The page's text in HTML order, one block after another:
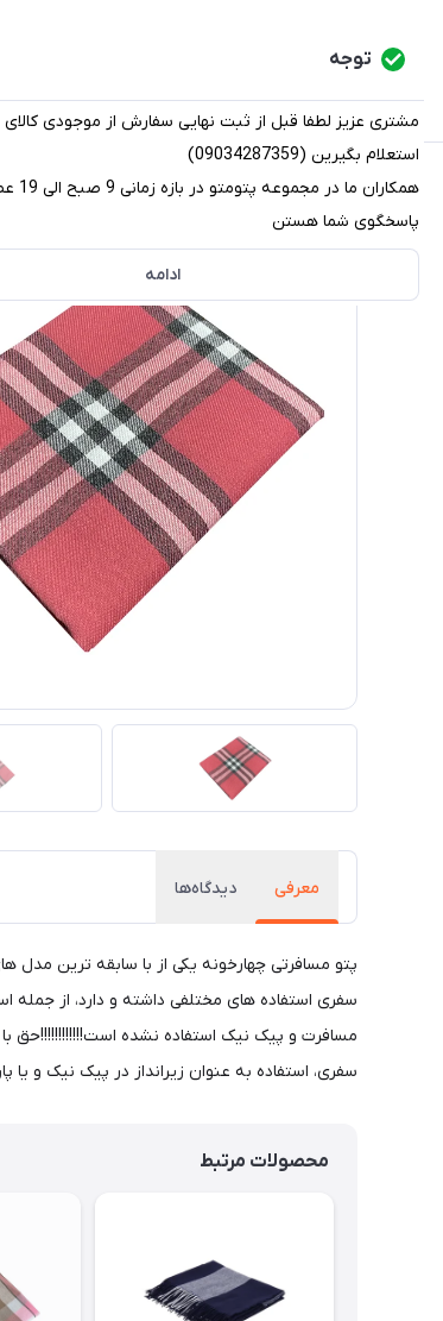
توجه
مشتری عزیز لطفا قبل از ثبت نهایی سفارش از موجودی
استعلام بگیرین (09034287359)
پاسخگوی شما هستن
ادامه
دسته‌بندی کالاها خانه دسته بندی
معرفی دیدگاه‌ها
سفری استفاده های مختلفی داشته و دارد، از جمله
مسافرت و پیک نیک استفاده نشده است!!!!!!!!!!!!حق با
سفری، استفاده به عنوان زیرانداز در پیک نیک و یا
محصولات مرتبط